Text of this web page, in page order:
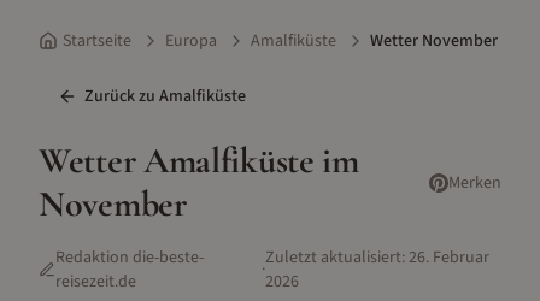
Startseite Europa Amalfiküste Wetter November
Zurück zu Amalfiküste
WetterAmalfiküste im
November
Merken
Redaktion die-beste-
reisezeit.de
·Zuletzt aktualisiert:26. Februar
2026